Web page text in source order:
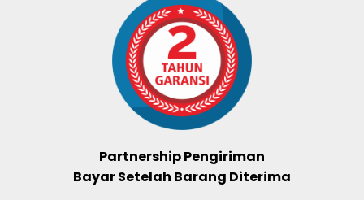
Partnership Pengiriman
Bayar Setelah Barang Diterima